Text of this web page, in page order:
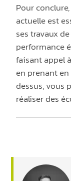
Pour
actuelle est
ses travaux
performance
faisant appel
en prenant
dessus, vous
réaliser des